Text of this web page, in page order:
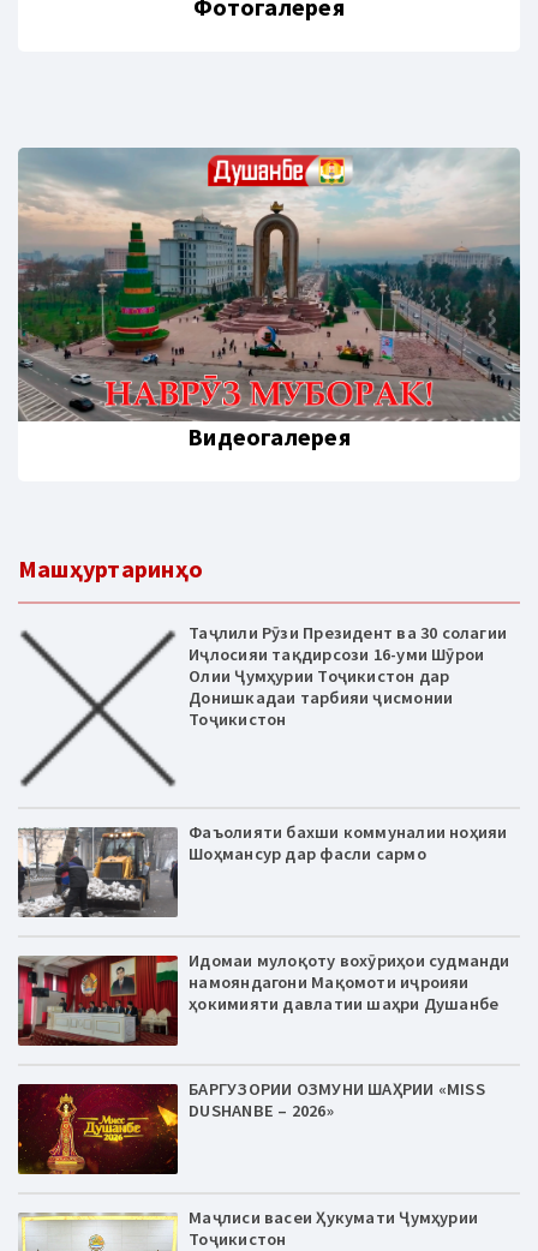
Фотогалерея
Видеогалерея
Машҳуртаринҳо
Таҷлили Рӯзи Президент ва 30 солагии
Иҷлосияи тақдирсози 16-уми Шӯрои
Олии Ҷумҳурии Тоҷикистон дар
Донишкадаи тарбияи ҷисмонии
Тоҷикистон
Фаъолияти бахши коммуналии ноҳияи
Шоҳмансур дар фасли сармо
Идомаи мулоқоту вохӯриҳои судманди
намояндагони Мақомоти иҷроияи
ҳокимияти давлатии шаҳри Душанбе
БАРГУЗОРИИ ОЗМУНИ ШАҲРИИ «MISS
DUSHANBE – 2026»
Маҷлиси васеи Ҳукумати Ҷумҳурии
Тоҷикистон